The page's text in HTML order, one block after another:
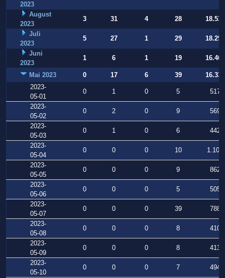
2023
August
2023
3 31 4 28
18.531
Juli
2023
5 27 1 29
18.252
Juni
2023
1 6 1 19 16.409
Mai 2023 0 17 6 39
16.331
2023-
05-01
0 1 0 5
517
2023-
05-02
0 2 0 9
569
2023-
05-03
0 1 0 6
442
2023-
05-04
0 0 0 10
1.102
2023-
05-05
0 0 0 9
862
2023-
05-06
0 0 0 5
505
2023-
05-07
0 0 0 39
788
2023-
05-08
0 0 0 8
410
2023-
05-09
0 0 0 8
413
2023-
05-10
0 0 0 7
494